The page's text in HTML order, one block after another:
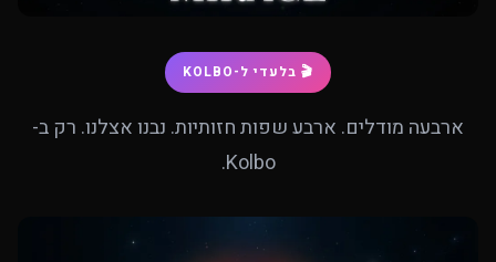
🎬 בלעדי ל-KOLBO
ארבעה מודלים. ארבע שפות חזותיות. נבנו אצלנו. רק ב-
Kolbo.